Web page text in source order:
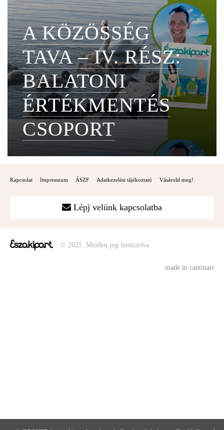
A KÖZÖSSÉG
TAVA – IV. RÉSZ:
BALATONI
ÉRTÉKMENTÉS
CSOPORT
Kapcsolat Impresszum ÁSZF Adatkezelési tájékoztató Vásárold meg!
Lépj velünk kapcsolatba
© 2025. Minden jog fenntartva
made in cantinart